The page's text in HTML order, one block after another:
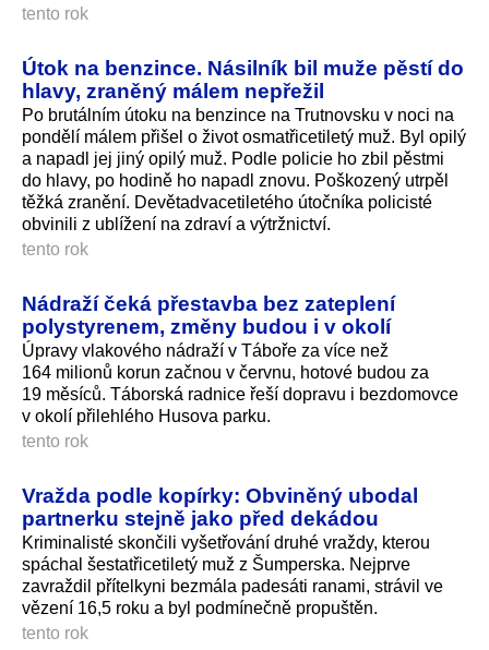
tento rok
Útok na benzince. Násilník bil muže pěstí do
hlavy, zraněný málem nepřežil
Po brutálním útoku na benzince na Trutnovsku v noci na
pondělí málem přišel o život osmatřicetiletý muž. Byl opilý
a napadl jej jiný opilý muž. Podle policie ho zbil pěstmi
do hlavy, po hodině ho napadl znovu. Poškozený utrpěl
těžká zranění. Devětadvacetiletého útočníka policisté
obvinili z ublížení na zdraví a výtržnictví.
tento rok
Nádraží čeká přestavba bez zateplení
polystyrenem, změny budou i v okolí
Úpravy vlakového nádraží v Táboře za více než
164 milionů korun začnou v červnu, hotové budou za
19 měsíců. Táborská radnice řeší dopravu i bezdomovce
v okolí přilehlého Husova parku.
tento rok
Vražda podle kopírky: Obviněný ubodal
partnerku stejně jako před dekádou
Kriminalisté skončili vyšetřování druhé vraždy, kterou
spáchal šestatřicetiletý muž z Šumperska. Nejprve
zavraždil přítelkyni bezmála padesáti ranami, strávil ve
vězení 16,5 roku a byl podmínečně propuštěn.
tento rok